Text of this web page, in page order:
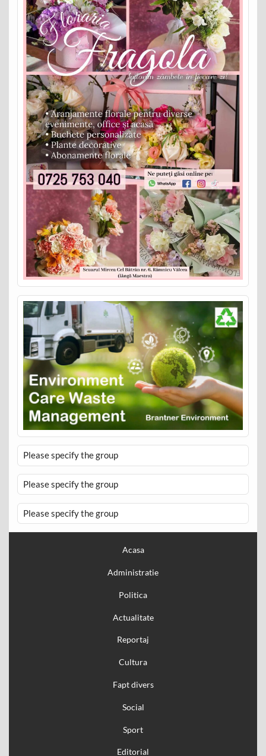
Please specify the group
Please specify the group
Please specify the group
Acasa
Administratie
Politica
Actualitate
Reportaj
Cultura
Fapt divers
Social
Sport
Editorial